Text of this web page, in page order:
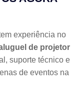
experiência no
de projetor
suporte técnico e
de eventos na